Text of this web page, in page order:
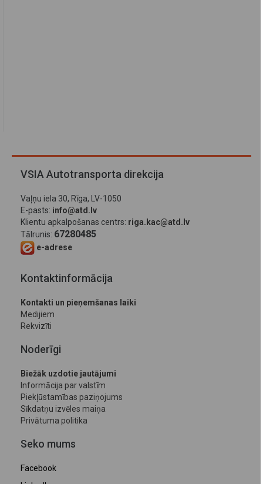
VSIA Autotransporta direkcija
Vaļņu iela 30, Rīga, LV-1050
E-pasts: info@atd.lv
Klientu apkalpošanas centrs: riga.kac@atd.lv
Tālrunis: 67280485
e-adrese
Kontaktinformācija
Kontakti un pieņemšanas laiki
Medijiem
Rekvizīti
Noderīgi
Biežāk uzdotie jautājumi
Informācija par valstīm
Piekļūstamības paziņojums
Sīkdatņu izvēles maiņa
Privātuma politika
Seko mums
Facebook